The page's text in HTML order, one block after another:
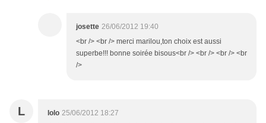
josette 26/06/2012 19:40
<br /> <br /> merci marilou,ton choix est aussi
superbe!!! bonne soirée bisous<br /> <br /> <br /> <br
/>
L lolo 25/06/2012 18:27